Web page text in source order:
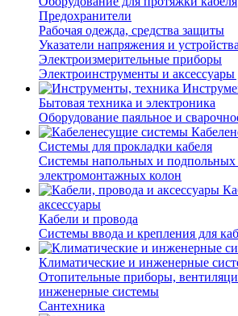
Предохранители
Рабочая одежда, средства защиты
Указатели напряжения и
Электроизмерительные приборы
Электроинструменты и
Бытовая техника и электроника
Оборудование паяльное и
Системы для прокладки кабеля
Системы напольных и подпольных
электромонтажных колон
аксессуары
Кабели и провода
Системы ввода и крепления для
Климатические и инженерные
Отопительные приборы,
инженерные системы
Сантехника